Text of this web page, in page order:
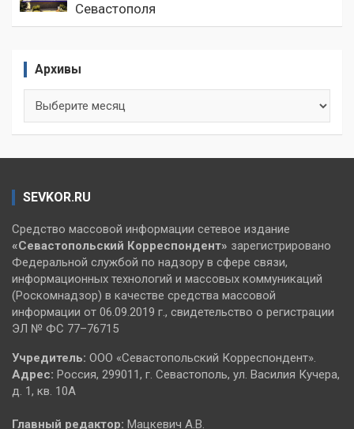
Севастополя
Архивы
SEVKOR.RU
Средство массовой информации сетевое издание
«Севастопольский Корреспондент» зарегистрировано
Федеральной службой по надзору в сфере связи,
информационных технологий и массовых коммуникаций
(Роскомнадзор) в качестве средства массовой
информации от 06.09.2019 г., свидетельство о регистрации
ЭЛ № ФС 77–76715
Учредитель: ООО «Севастопольский Корреспондент».
Адрес: Россия, 299011, г. Севастополь, ул. Василия Кучера,
д. 1, кв. 10А
Главный редактор: Мацкевич А.В.